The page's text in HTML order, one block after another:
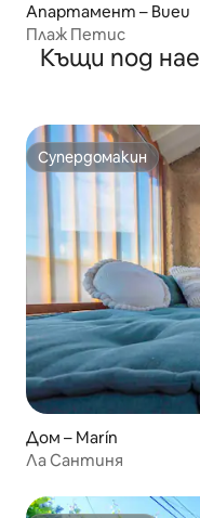
Апартамент – Bueu
Плаж Петис
Къщи под
Супердомакин
Супердомакин
Дом – Marín
Ла Сантиня